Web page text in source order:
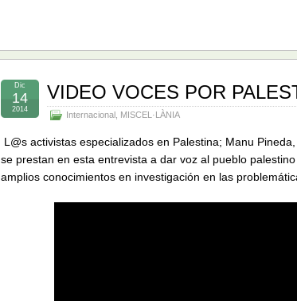
VIDEO VOCES POR
Internacional MISCEL·LÀNIA
Dic
14
2014
L@s activistas especializados en Palestina; Manu
se prestan en esta entrevista a dar voz al pueblo
amplios conocimientos en investigación en las